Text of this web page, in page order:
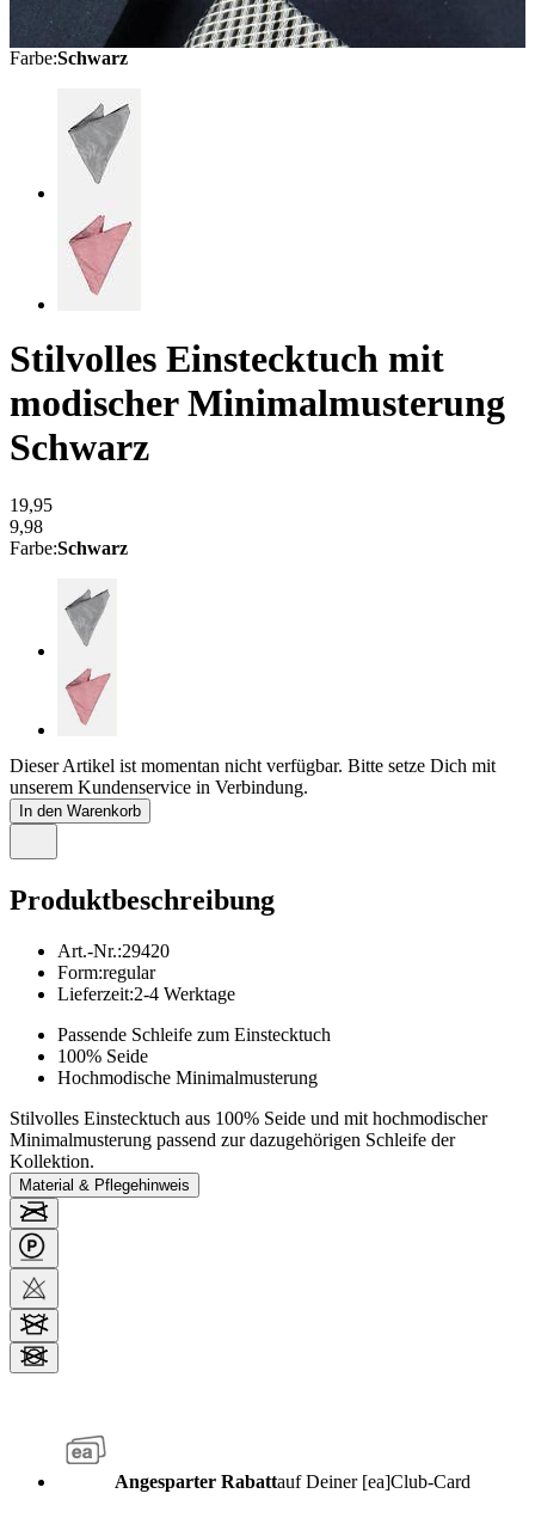
Farbe:Schwarz
Stilvolles Einstecktuch mit
modischer Minimalmusterung
Schwarz
19,95
9,98
Farbe:Schwarz
Dieser Artikel ist momentan nicht verfügbar. Bitte setze Dich mit
unserem Kundenservice in Verbindung.
In den Warenkorb
Produktbeschreibung
Art.-Nr.:29420
Form:regular
Lieferzeit:2-4 Werktage
Passende Schleife zum Einstecktuch
100% Seide
Hochmodische Minimalmusterung
Stilvolles Einstecktuch aus 100% Seide und mit hochmodischer
Minimalmusterung passend zur dazugehörigen Schleife der
Kollektion.
Material & Pflegehinweis
Angesparter Rabattauf Deiner [ea]Club-Card